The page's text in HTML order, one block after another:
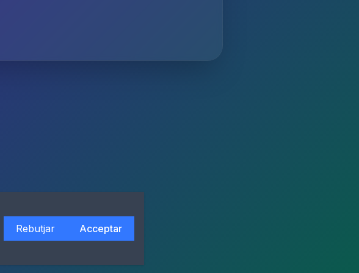
Rebutjar Acceptar